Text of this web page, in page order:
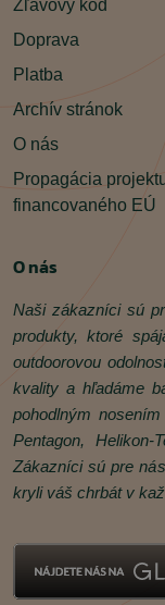
Zľavový kód
Doprava
Platba
Archív stránok
O nás
Propagácia
financovaného EÚ
O nás
Naši zákazníci sú
produkty, ktoré
outdoorovou
kvality a hľadáme
pohodlným
Pentagon,
Zákazníci sú pre
kryli váš chrbát v